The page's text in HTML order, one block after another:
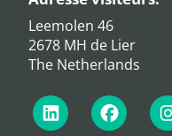
Leemolen 46
2678 MH de Lier
The Netherlands